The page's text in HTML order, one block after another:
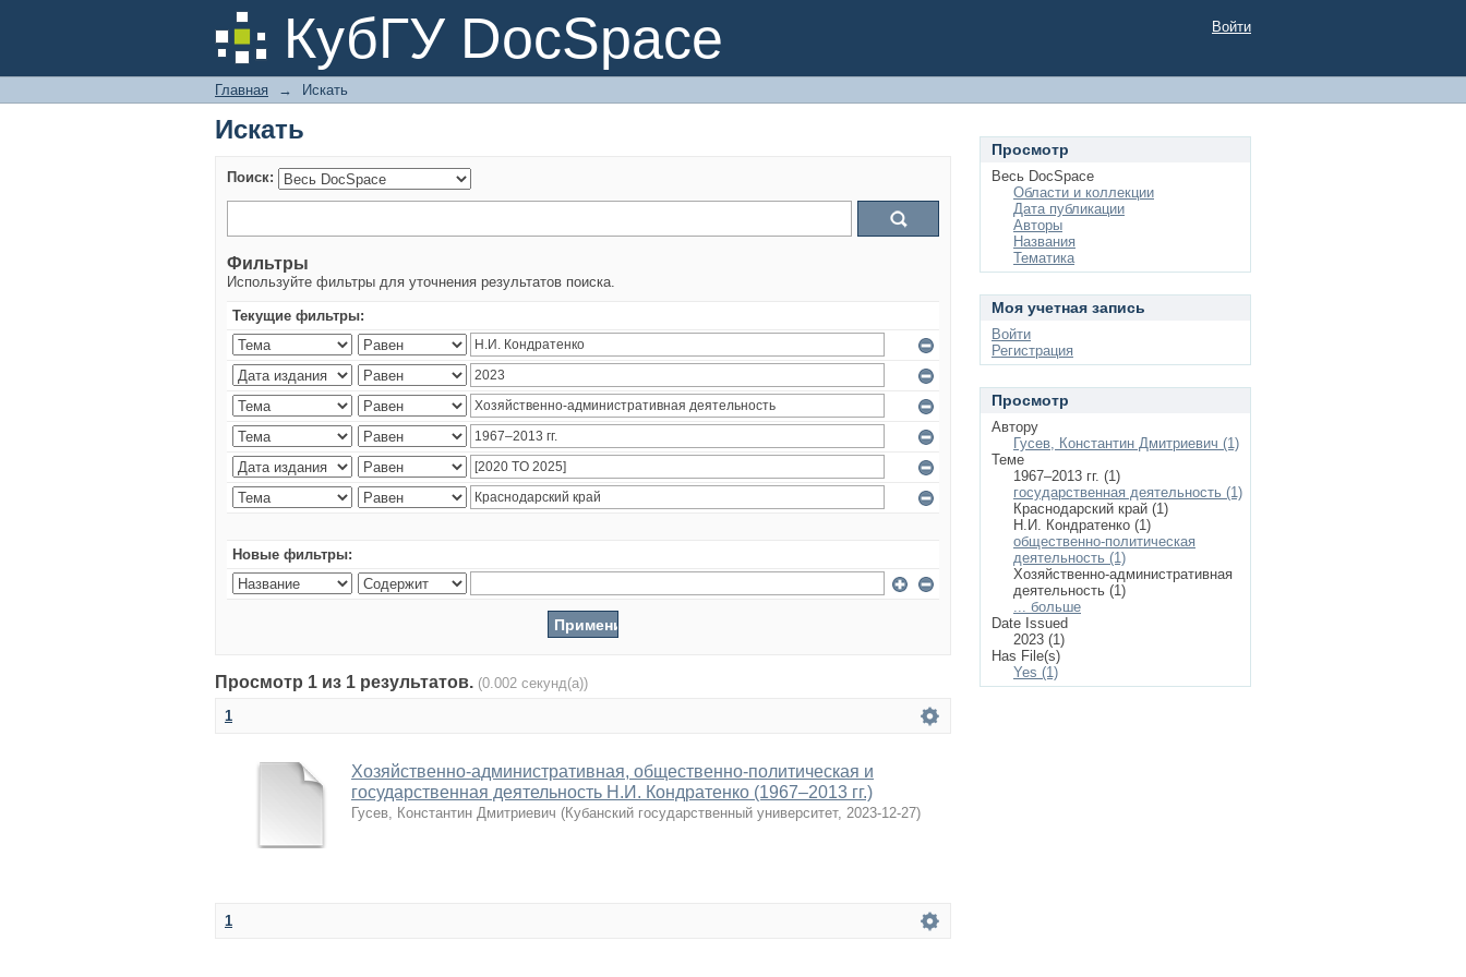
КубГУ DocSpace
Искать Войти
Главная → Искать
Искать
Поиск:
Фильтры
Используйте фильтры для уточнения результатов поиска.
Текущие фильтры:
Новые фильтры:
Просмотр 1 из 1 результатов. (0.002 секунд(а))
1
Хозяйственно-административная, общественно-политическая и
государственная деятельность Н.И. Кондратенко (1967–2013 гг.)
Гусев, Константин Дмитриевич (Кубанский государственный университет, 2023-12-27)
1
Просмотр
Весь DocSpace
Области и коллекции
Дата публикации
Авторы
Названия
Тематика
Моя учетная запись
Войти
Регистрация
Просмотр
Автору
Гусев, Константин Дмитриевич (1)
Теме
1967–2013 гг. (1)
государственная деятельность (1)
Краснодарский край (1)
Н.И. Кондратенко (1)
общественно-политическая
деятельность (1)
Хозяйственно-административная
деятельность (1)
... больше
Date Issued
2023 (1)
Has File(s)
Yes (1)